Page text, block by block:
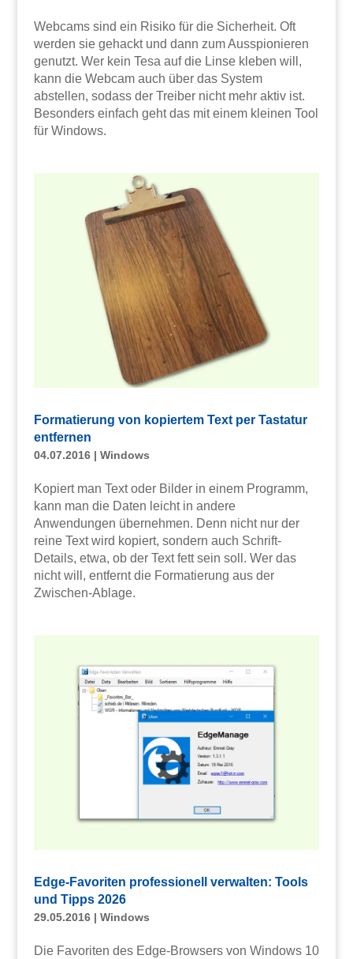
Webcams sind ein Risiko für die Sicherheit. Oft
werden sie gehackt und dann zum Ausspionieren
genutzt. Wer kein Tesa auf die Linse kleben will,
kann die Webcam auch über das System
abstellen, sodass der Treiber nicht mehr aktiv ist.
Besonders einfach geht das mit einem kleinen Tool
für Windows.
Formatierung von kopiertem Text per Tastatur
entfernen
04.07.2016| Windows
Kopiert man Text oder Bilder in einem Programm,
kann man die Daten leicht in andere
Anwendungen übernehmen. Denn nicht nur der
reine Text wird kopiert, sondern auch Schrift-
Details, etwa, ob der Text fett sein soll. Wer das
nicht will, entfernt die Formatierung aus der
Zwischen-Ablage.
Edge-Favoriten professionell verwalten: Tools
und Tipps 2026
29.05.2016| Windows
Die Favoriten des Edge-Browsers von Windows 10